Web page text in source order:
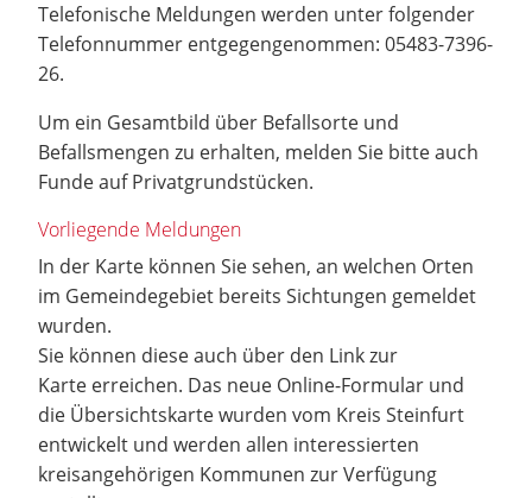
Telefonische Meldungen werden unter folgender
Telefonnummer entgegengenommen: 05483-7396-
26.
Um ein Gesamtbild über Befallsorte und
Befallsmengen zu erhalten, melden Sie bitte auch
Funde auf Privatgrundstücken.
Vorliegende Meldungen
In der Karte können Sie sehen, an welchen Orten
im Gemeindegebiet bereits Sichtungen gemeldet
wurden.
Sie können diese auch über den Link zur
Karte erreichen. Das neue Online-Formular und
die Übersichtskarte wurden vom Kreis Steinfurt
entwickelt und werden allen interessierten
kreisangehörigen Kommunen zur Verfügung